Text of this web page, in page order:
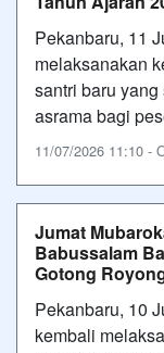
Pekanbaru, 11
melaksanakan
santri baru
asrama bagi
11/07/2026 11:10 -
Jumat
Babussalam
Gotong
Pekanbaru, 10
kembali